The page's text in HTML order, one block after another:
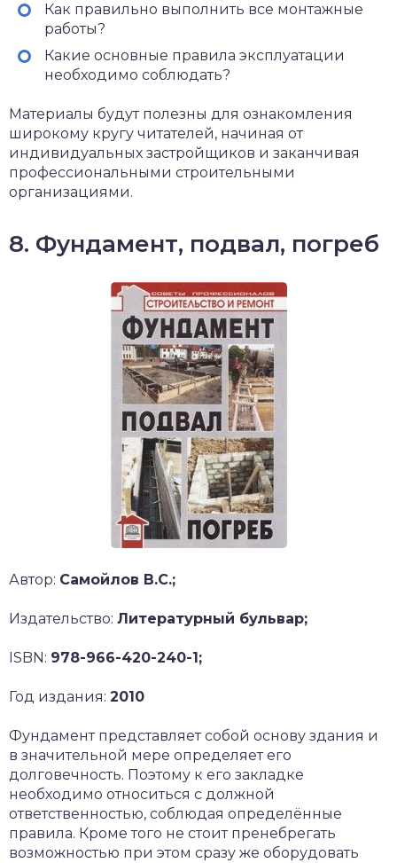
Как правильно выполнить все монтажные
работы?
Какие основные правила эксплуатации
необходимо соблюдать?
Материалы будут полезны для ознакомления
широкому кругу читателей, начиная от
индивидуальных застройщиков и заканчивая
профессиональными строительными
организациями.
8. Фундамент, подвал, погреб
Автор: Самойлов В.С.;
Издательство: Литературный бульвар;
ISBN: 978-966-420-240-1;
Год издания: 2010
Фундамент представляет собой основу здания и
в значительной мере определяет его
долговечность. Поэтому к его закладке
необходимо относиться с должной
ответственностью, соблюдая определённые
правила. Кроме того не стоит пренебрегать
возможностью при этом сразу же оборудовать